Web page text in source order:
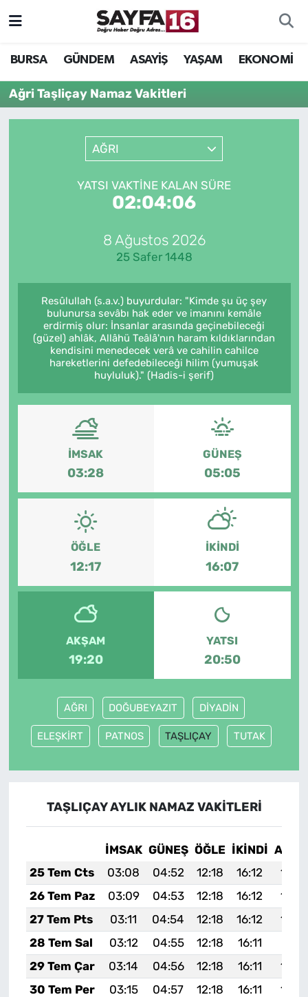
BURSA GÜNDEM ASAYİŞ YAŞAM EKONOMİ
Ağri Taşliçay Namaz Vakitleri
AĞRI
YATSI VAKTINE KALAN SÜRE
02:04:06
8 Ağustos 2026
25 Safer 1448
Resûlullah (s.a.v.) buyurdular: "Kimde şu üç şey
bulunursa sevâbı hak eder ve imanını kemâle
erdirmiş olur: İnsanlar arasında geçinebileceği
(güzel) ahlâk, Allâhü Teâlâ'nın haram kıldıklarından
kendisini menedecek verâ ve cahilin cahilce
hareketlerini defedebileceği hilim (yumuşak
huyluluk)." (Hadis-i şerif)
İMSAK
03:28
GÜNEŞ
05:05
ÖĞLE
12:17
İKINDI
16:07
AKŞAM
19:20
YATSI
20:50
AĞRI DOĞUBEYAZIT DİYADİN
ELEŞKİRT PATNOS TAŞLIÇAY TUTAK
TAŞLIÇAY AYLIK NAMAZ VAKITLERI
İMSAK GÜNEŞ ÖĞLE İKINDI
25 Tem Cts
03:08 04:52 12:18 16:12
26 Tem Paz
03:09 04:53 12:18 16:12
27 Tem Pts
03:11 04:54 12:18 16:12
28 Tem Sal
03:12 04:55 12:18 16:11
29 Tem Çar
03:14 04:56 12:18 16:11
30 Tem Per
03:15 04:57 12:18 16:11
ÖZEL HABER
İNCELEME
MAGAZİN
DÜNYA
EĞİTİM
SAĞLIK
TV REHBERİ
Hava Durumu
Trafik Durumu
TFF 2.Lig Beyaz Grup Puan Durumu ve Fikstür
Tüm Manşetler
Son Dakika Haberleri